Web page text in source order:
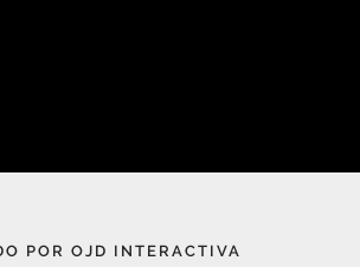
POR OJD INTERACTIVA